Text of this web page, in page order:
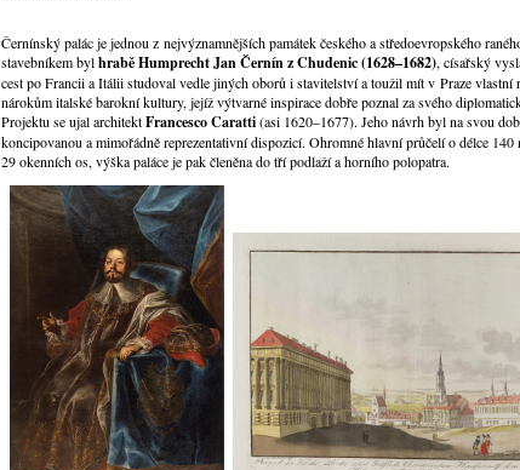
Černínský palác je jednou z nejvýznamnějších památek českého a středoevropského
stavebníkem bylhrabě Humprecht Jan Černín z Chudenic (1628–1682), císařský
cest po Francii a Itálii studoval vedle jiných oborů i stavitelství a toužil mít v Praze vlastní
nárokům italské barokní kultury, jejíž výtvarné inspirace dobře poznal za svého
Projektu se ujal architektFrancesco Caratti(asi 1620–1677). Jeho návrh byl na svou
koncipovanou a mimořádně reprezentativní dispozicí. Ohromné hlavní průčelí o délce 140
29 okenních os, výška paláce je pak členěna do tří podlaží a horního polopatra.